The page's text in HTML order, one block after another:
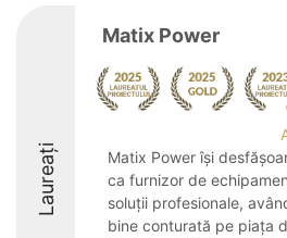
Laureați
Matix Power
Matix Power își
ca furnizor de
soluții profesionale,
bine conturată pe piața